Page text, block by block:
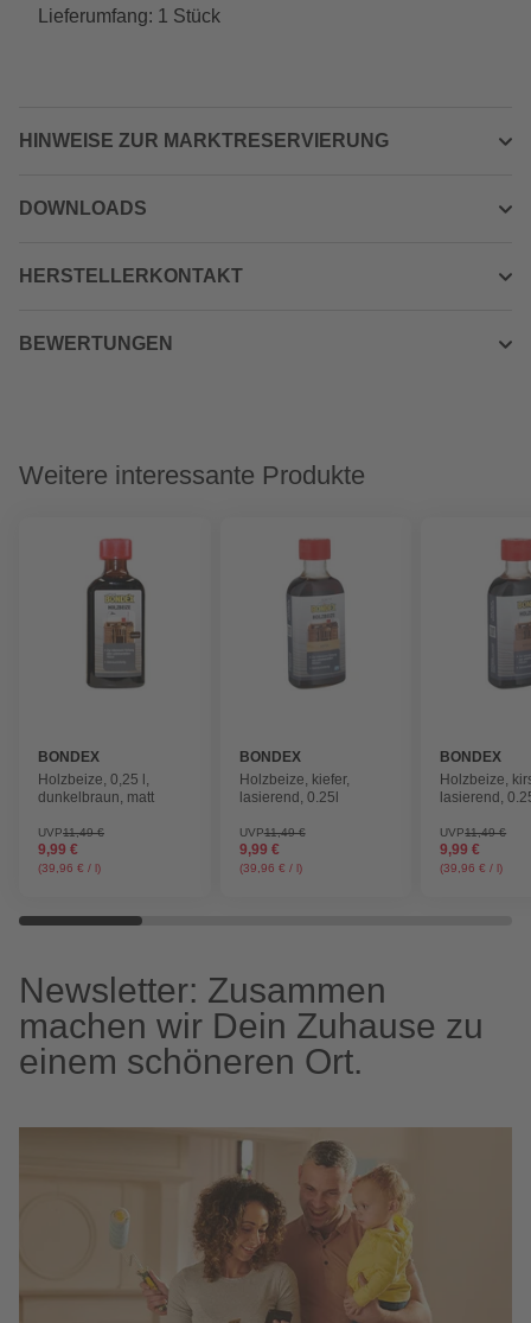
Lieferumfang: 1 Stück
HINWEISE ZUR MARKTRESERVIERUNG
DOWNLOADS
HERSTELLERKONTAKT
BEWERTUNGEN
Weitere interessante Produkte
BONDEX
Holzbeize, 0,25 l,
dunkelbraun, matt
UVP11,49 €
9,99 €
(39,96 € / l)
BONDEX
Holzbeize, kiefer,
lasierend, 0.25l
UVP11,49 €
9,99 €
(39,96 € / l)
BONDEX
Holzbeize,
lasierend,
UVP11,49 €
9,99 €
(39,96 € / l)
Newsletter: Zusammen
machen wir Dein Zuhause zu
einem schöneren Ort.